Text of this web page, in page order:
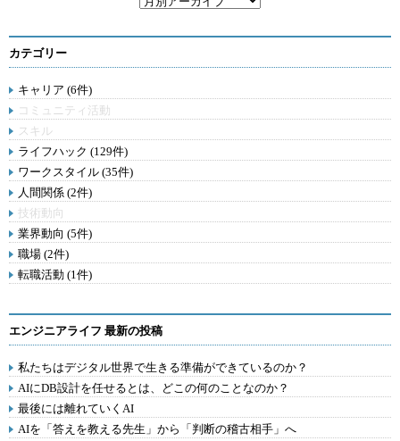
カテゴリー
キャリア (6件)
コミュニティ活動
スキル
ライフハック (129件)
ワークスタイル (35件)
人間関係 (2件)
技術動向
業界動向 (5件)
職場 (2件)
転職活動 (1件)
エンジニアライフ 最新の投稿
私たちはデジタル世界で生きる準備ができているのか？
AIにDB設計を任せるとは、どこの何のことなのか？
最後には離れていくAI
AIを「答えを教える先生」から「判断の稽古相手」へ